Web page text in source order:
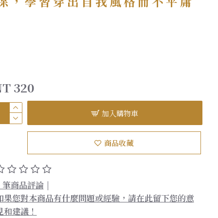
筆商品評論 |
果您對本商品有什麼問題或經驗，請在此留下您的意
和建議！
320
加入購物車
商品收藏